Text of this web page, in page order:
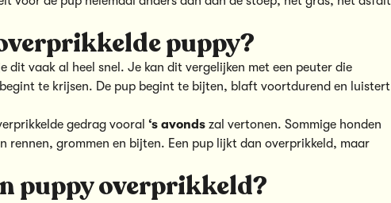
puppy?
dit vaak al heel snel. Je kan dit vergelijken met een peuter die
te krijsen. De pup begint te bijten, blaft voortdurend en luistert
gedrag vooral ‘s avonds zal vertonen. Sommige honden
rennen, grommen en bijten. Een pup lijkt dan overprikkeld, maar
puppy overprikkeld?